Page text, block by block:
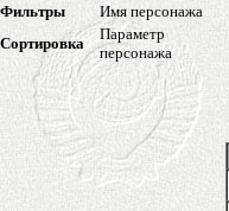
Фильтры
Имя персонажа
Сортировка
Параметр
персонажа